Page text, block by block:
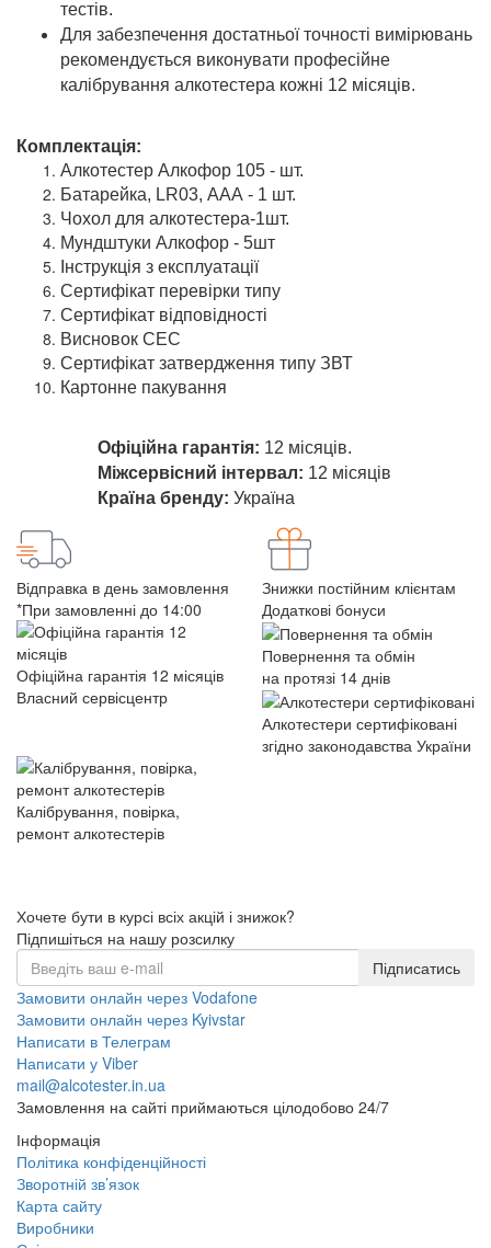
тестів.
Для забезпечення достатньої точності вимірювань
рекомендується виконувати професійне
калібрування алкотестера кожні 12 місяців.
Комплектація:
Алкотестер Алкофор 105 - шт.
Батарейка, LR03, ААА - 1 шт.
Чохол для алкотестера-1шт.
Мундштуки Алкофор - 5шт
Інструкція з експлуатації
Сертифікат перевірки типу
Сертифікат відповідності
Висновок СЕС
Сертифікат затвердження типу ЗВТ
Картонне пакування
Офіційна гарантія: 12 місяців.
Міжсервісний інтервал: 12 місяців
Країна бренду: Україна
Відправка в день замовлення
*При замовленні до 14:00
Знижки постійним клієнтам
Додаткові бонуси
Офіційна гарантія 12 місяців
Власний сервісцентр
Повернення та обмін
на протязі 14 днів
Алкотестери сертифіковані
згідно законодавства України
Калібрування, повірка,
ремонт алкотестерів
Хочете бути в курсі всіх акцій і знижок?
Підпишіться на нашу розсилку
Підписатись
Замовити онлайн через Vodafone
Замовити онлайн через Kyivstar
Написати в Телеграм
Написати у Viber
mail@alcotester.in.ua
Замовлення на сайті приймаються цілодобово 24/7
Інформація
Політика конфіденційності
Зворотній зв’язок
Карта сайту
Виробники